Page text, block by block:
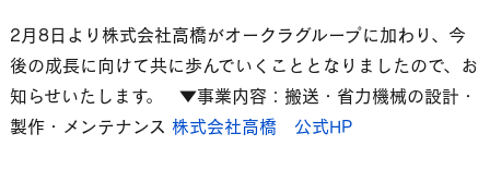
事業内容
事例・実績
2月8日より株式会社高橋がオークラグループに加わり、今
後の成長に向けて共に歩んでいくこととなりましたので、お
知らせいたします。 ▼事業内容：搬送・省力機械の設計・
製作・メンテナンス 株式会社高橋 公式HP